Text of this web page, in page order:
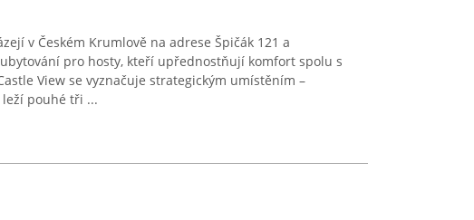
v Českém Krumlově na adrese Špičák 121 a
pro hosty, kteří upřednostňují komfort spolu s
View se vyznačuje strategickým umístěním –
pouhé tři ...